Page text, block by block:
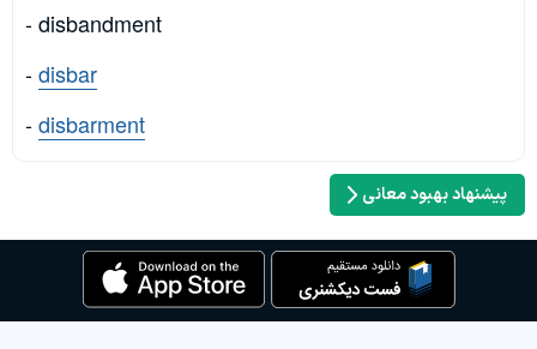
- disbandment
-disbar
-disbarment
پیشنهاد بهبود معانی